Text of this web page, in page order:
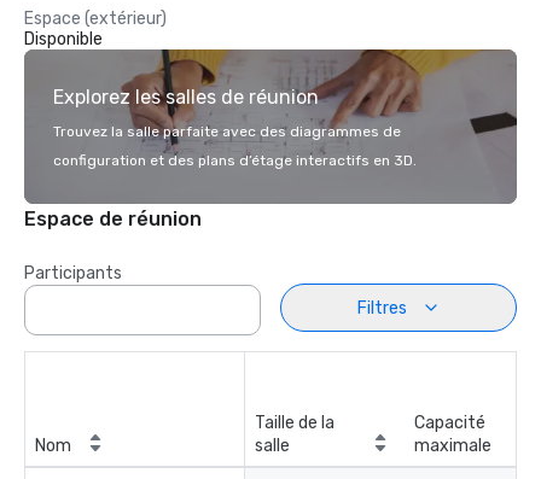
Espace (extérieur)
Disponible
Explorez les salles de réunion
Trouvez la salle parfaite avec des diagrammes de
configuration et des plans d’étage interactifs en 3D.
Espace de réunion
Participants
Filtres
Nom
Taille de la
salle
Capacité
maximale